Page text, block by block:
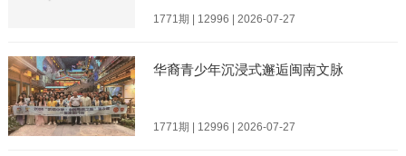
1771期 | 12996 | 2026-07-27
华裔青少年沉浸式邂逅闽南文脉
1771期 | 12996 | 2026-07-27